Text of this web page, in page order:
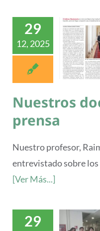
29
12, 2025
Nuestros
prensa
Nuestro profesor,
entrevistado sobre los
[Ver Más...]
29